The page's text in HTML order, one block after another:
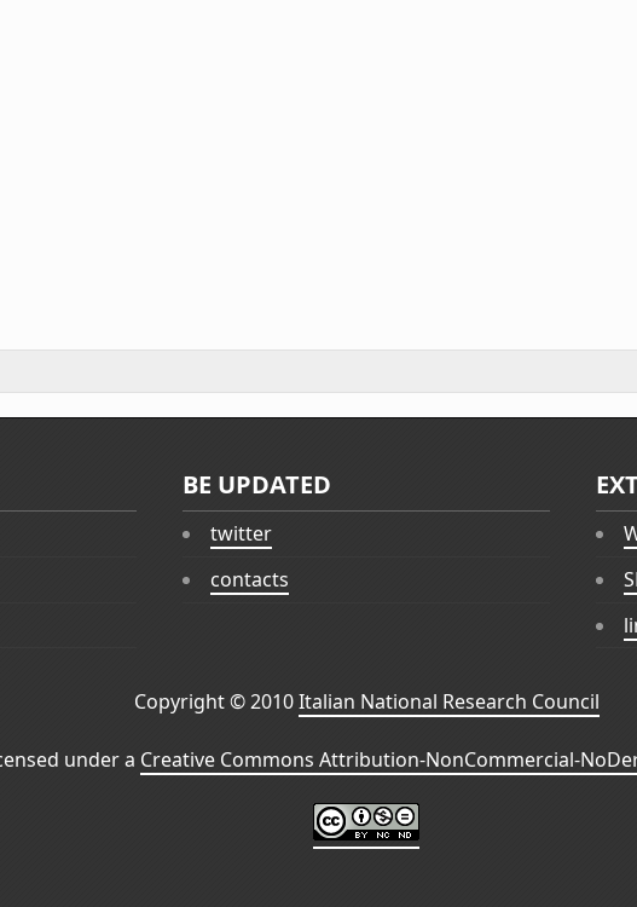
BE UPDATED
twitter
contacts
Copyright © 2010Italian National Research Council
under a Creative Commons Attribution-NonCommercial-